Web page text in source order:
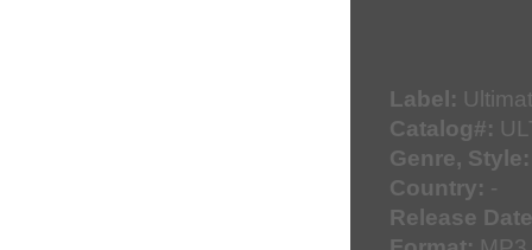
Label:
Catalog#:
Genre, Style:
Country: -
Release